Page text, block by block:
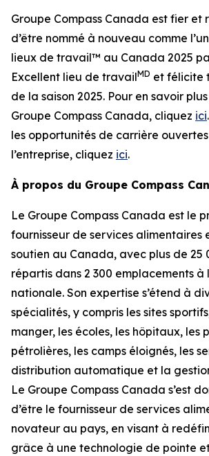
Groupe Compass Canada est fier et
d’être nommé à nouveau comme
lieux de travail™ au Canada 2025
Excellent lieu de travailMD et félicite
de la saison 2025. Pour en savoir
Groupe Compass Canada, cliquez ici
les opportunités de carrière
l’entreprise, cliquez ici.
À propos du Groupe Compass
Le Groupe Compass Canada est le
fournisseur de services alimentaires
soutien au Canada, avec plus de 25
répartis dans 2 300 emplacements à
nationale. Son expertise s’étend à
spécialités, y compris les sites
manger, les écoles, les hôpitaux, les
pétrolières, les camps éloignés, les
distribution automatique et la
Le Groupe Compass Canada s’est
d’être le fournisseur de services
novateur au pays, en visant à
grâce à une technologie de pointe